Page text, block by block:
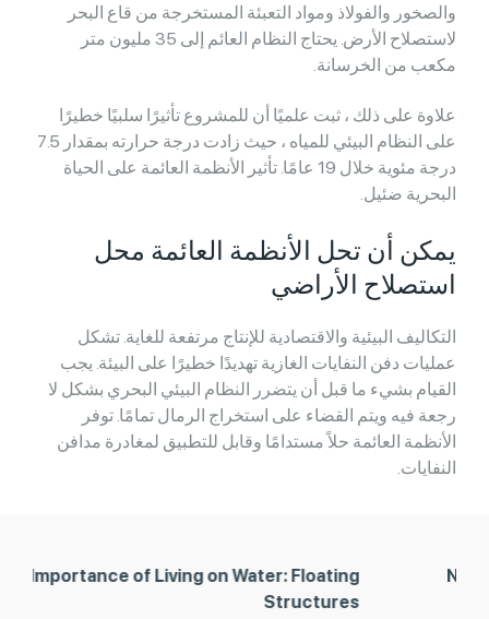
والصخور والفولاذ ومواد التعبئة المستخرجة من قاع البحر
لاستصلاح الأرض. يحتاج النظام العائم إلى 35 مليون متر
مكعب من الخرسانة.
علاوة على ذلك ، ثبت علميًا أن للمشروع تأثيرًا سلبيًا خطيرًا
على النظام البيئي للمياه ، حيث زادت درجة حرارته بمقدار 7.5
درجة مئوية خلال 19 عامًا. تأثير الأنظمة العائمة على الحياة
البحرية ضئيل.
يمكن أن تحل الأنظمة العائمة محل
استصلاح الأراضي
التكاليف البيئية والاقتصادية للإنتاج مرتفعة للغاية. تشكل
عمليات دفن النفايات الغازية تهديدًا خطيرًا على البيئة. يجب
القيام بشيء ما قبل أن يتضرر النظام البيئي البحري بشكل لا
رجعة فيه ويتم القضاء على استخراج الرمال تمامًا. توفر
الأنظمة العائمة حلاً مستدامًا وقابل للتطبيق لمغادرة مدافن
النفايات.
Importance of Living on Water: Floating